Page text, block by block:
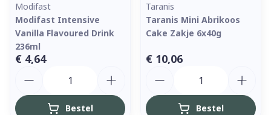
Modifast
Modifast Intensive
Vanilla Flavoured Drink
236ml
€ 4,64
Bestel
Taranis
Taranis Mini Abrikoos
Cake Zakje 6x40g
€ 10,06
Bestel